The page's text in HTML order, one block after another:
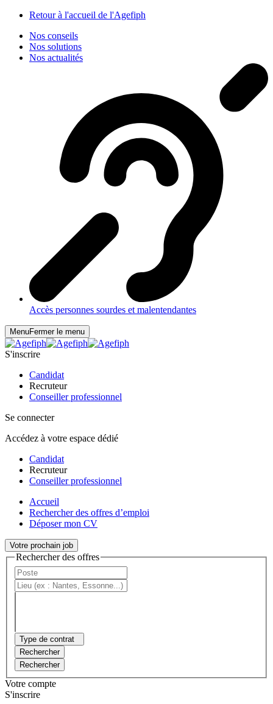
Retour à l'accueil de l'Agefiph
Nos conseils
Nos solutions
Nos actualités
Accès personnes sourdes et malentendantes
MenuFermer le menu
S'inscrire
Candidat
Recruteur
Conseiller professionnel
Se connecter
Accédez à votre espace dédié
Candidat
Recruteur
Conseiller professionnel
Accueil
Rechercher des offres d’emploi
Déposer mon CV
Votre prochain job
Rechercher des offres
Type de contrat
Rechercher
Rechercher
Votre compte
S'inscrire